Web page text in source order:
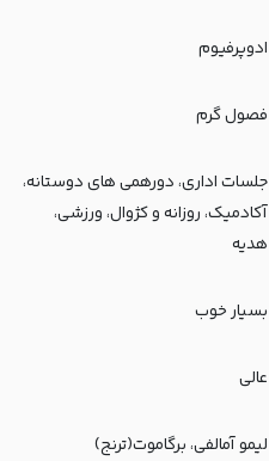
ادوپرفیوم
فصول گرم
جلسات اداری، دورهمی های دوستانه،
آکادمیک، روزانه و کژوال، ورزشی،
هدیه
بسیار خوب
عالی
لیمو آمالفی، برگاموت(ترنج)